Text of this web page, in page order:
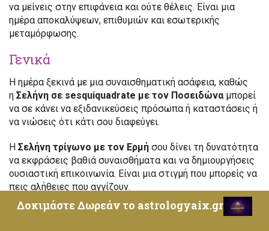
να μείνεις στην επιφάνεια και ούτε θέλεις. Είναι μια
ημέρα αποκαλύψεων, επιθυμιών και εσωτερικής
μεταμόρφωσης.
Γενικά
Η ημέρα ξεκινά με μια συναισθηματική ασάφεια, καθώς
η Σελήνη σε sesquiquadrate με τον Ποσειδώναμπορεί
να σε κάνει να εξιδανικεύσεις πρόσωπα ή καταστάσεις ή
να νιώσεις ότι κάτι σου διαφεύγει.
Η Σελήνη τρίγωνο με τον Ερμή σου δίνει τη δυνατότητα
να εκφράσεις βαθιά συναισθήματα και να δημιουργήσεις
ουσιαστική επικοινωνία. Είναι μια στιγμή που μπορείς να
πεις αλήθειες που αγγίζουν.
ΗΣελήνη σε sesquiquadrate με τον Κρόνοφέρνει μια
Δοκιμάστε Δωρεάν το astrologyaix.gr